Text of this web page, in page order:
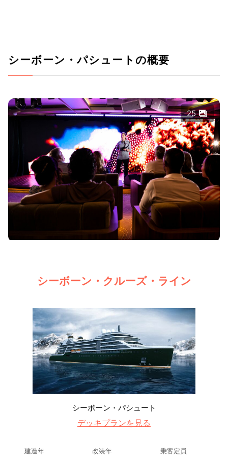
シーボーン・パシュートの概要
25
シーボーン・クルーズ・ライン
シーボーン・パシュート
デッキプランを見る
建造年 改装年 乗客定員